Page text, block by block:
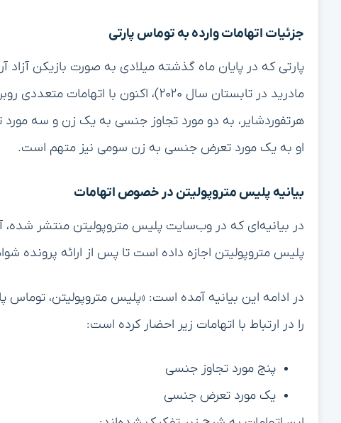
جزئیات اتهامات وارده به توماس پارتی
پارتی که در پایان ماه گذشته میلادی به صورت بازیکن آزاد
مادرید در تابستان سال ۲۰۲۰)، اکنون
هرتفوردشایر، به دو مورد تجاوز جنسی به یک زن و سه
او به یک مورد تعرض جنسی به زن سومی نیز متهم است.
بیانیه پلیس متروپولیتن در خصوص اتهامات
پلیس متروپولیتن اجازه داده است تا پس از ارائه پرونده
را در ارتباط با اتهامات زیر احضار کرده است:
پنج مورد تجاوز جنسی
یک مورد تعرض جنسی